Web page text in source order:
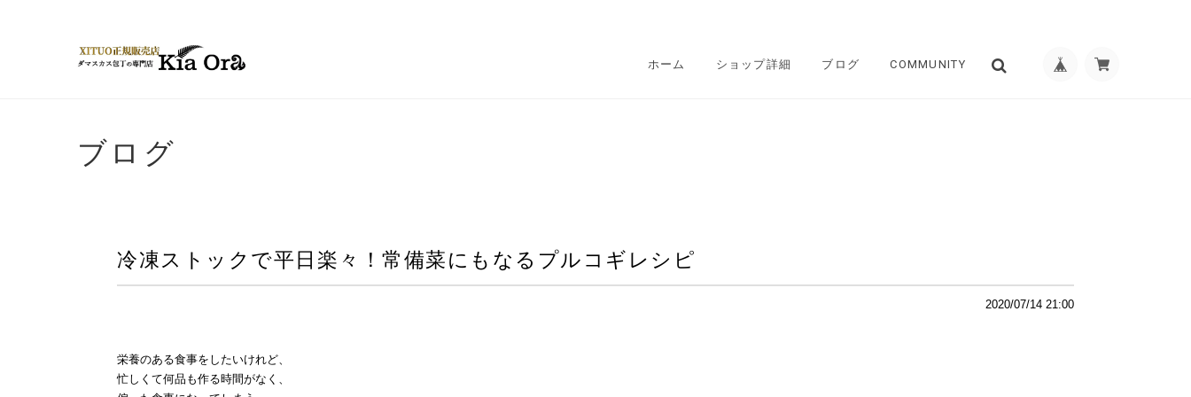
ホーム ショップ詳細 ブログ COMMUNITY
ブログ
冷凍ストックで平日楽々！常備菜にもなるプルコギレシピ
2020/07/14 21:00
栄養のある食事をしたいけれど、
忙しくて何品も作る時間がなく、